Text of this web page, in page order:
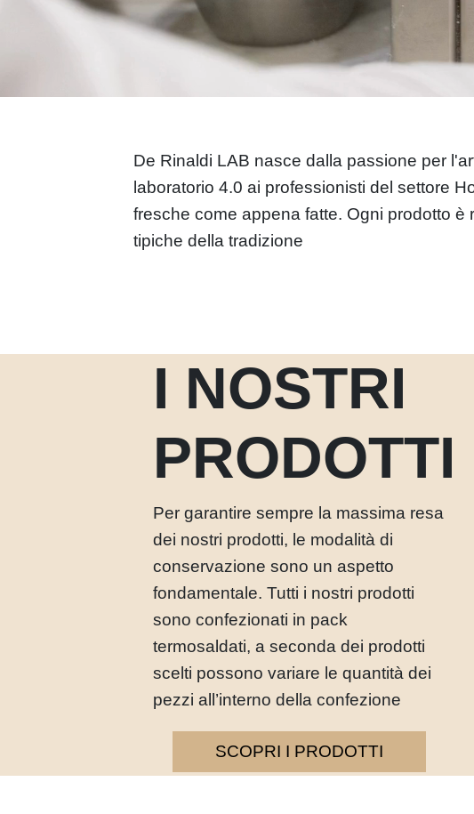
De Rinaldi LAB nasce dalla passione per
laboratorio 4.0 ai professionisti del settore
fresche come appena fatte. Ogni prodotto
tipiche della tradizione
I NOSTRI
PRODOTTI
Per garantire sempre la massima resa
dei nostri prodotti, le modalità di
conservazione sono un aspetto
fondamentale. Tutti i nostri prodotti
sono confezionati in pack
termosaldati, a seconda dei prodotti
scelti possono variare le quantità dei
pezzi all’interno della confezione
SCOPRI I PRODOTTI